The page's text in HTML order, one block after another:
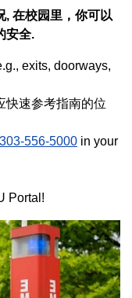
, 在校园里，你可以
安全.
exits, doorways,
快速参考指南的位
303-556-5000 in your
Portal!